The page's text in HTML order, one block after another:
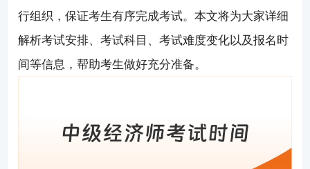
行组织，保证考生有序完成考试。本文将为大家详细
解析考试安排、考试科目、考试难度变化以及报名时
间等信息，帮助考生做好充分准备。